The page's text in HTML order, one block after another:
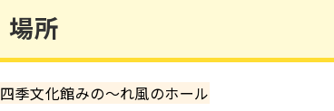
場所
四季文化館みの～れ風のホール